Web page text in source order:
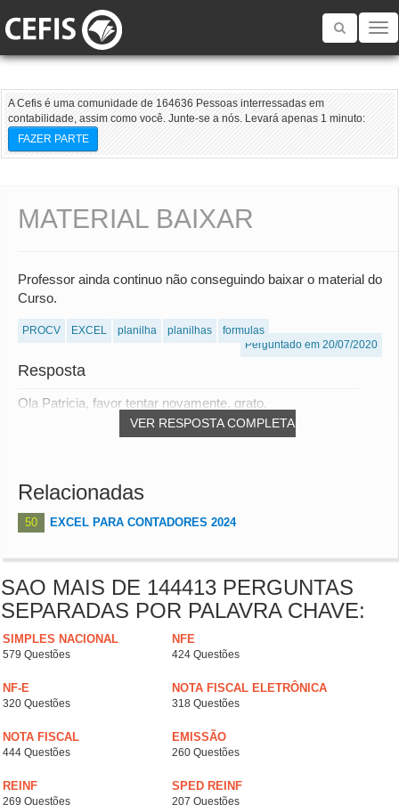
Toggle
A Cefis é uma comunidade de 164636 Pessoas interressadas em
contabilidade, assim como você. Junte-se a nós. Levará apenas 1 minuto:
FAZER PARTE
MATERIAL BAIXAR
Professor ainda continuo não conseguindo baixar o material do
Curso.
PROCV EXCEL planilha planilhas
formulas
Perguntado em 20/07/2020
Resposta
VER RESPOSTA COMPLETA
Ola Patricia, favor tentar novamente, grato.
Relacionadas
50 EXCEL PARA CONTADORES 2024
SAO MAIS DE 144413 PERGUNTAS
SEPARADAS POR PALAVRA CHAVE:
SIMPLES NACIONAL
579 Questões
NFE
424 Questões
NF-E
320 Questões
NOTA FISCAL ELETRÔNICA
318 Questões
NOTA FISCAL
444 Questões
EMISSÃO
260 Questões
REINF
269 Questões
SPED REINF
207 Questões